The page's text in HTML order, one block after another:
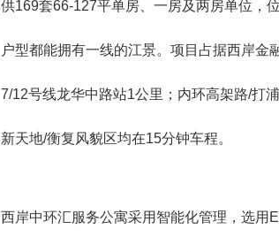
供169套66-127平单房、一房及两房单位，
户型都能拥有一线的江景。项目占据西岸金
7/12号线龙华中路站1公里；内环高架路/打
新天地/衡复风貌区均在15分钟车程。
西岸中环汇服务公寓采用智能化管理，选用